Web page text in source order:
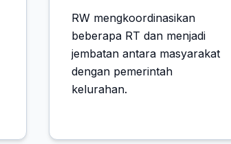
RW mengkoordinasikan
beberapa RT dan menjadi
jembatan antara masyarakat
dengan pemerintah
kelurahan.